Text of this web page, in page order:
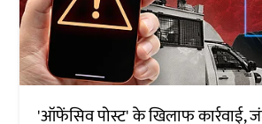
'ऑफेंसिव पोस्ट' के खिलाफ कार्रवाई,